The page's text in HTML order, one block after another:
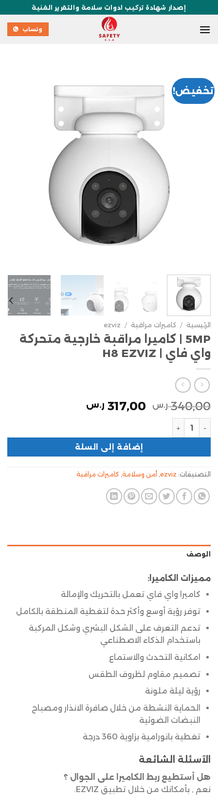
إصدار شهادة تركيب ادوات سلامة والتقرير الفنية
وتساب
تخفيض!
الرئيسية / كاميرات مراقبة /
ezviz
5MP | كاميرا مراقبة خارجية متحركة
واي فاي | H8 EZVIZ
340,00 ر.س 317,00 ر.س
إضافة إلى السلة
التصنيفات: ezviz
, أمن وسلامة, كاميرات مراقبة
الوصف
مميزات الكاميرا:
كاميرا واي فاي تعمل بالتحريك والإمالة
توفر رؤية أوسع وأكثر حدة لتغطية المنطقة بالكامل
تدعم التعرف على الشكل البشري وشكل المركبة
باستخدام الذكاء الاصطناعي
امكانية التحدث والاستماع
تصميم مقاوم لظروف الطقس
رؤية ليلة ملونة
الحماية النشطة من خلال صافرة الانذار ومصباح
النبضات الضوئية
تغطية بانورامية بزاوية 360 درجة
الآسئلة الشائعة
هل أستطيع ربط الكاميرا على الجوال ؟
نعم , بأمكانك من خلال تطبيق EZVIZ.